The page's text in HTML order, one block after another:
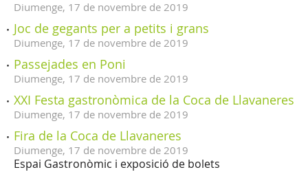
Diumenge, 17 de novembre de 2019
Joc de gegants per a petits i grans
Diumenge, 17 de novembre de 2019
Passejades en Poni
Diumenge, 17 de novembre de 2019
XXI Festa gastronòmica de la Coca de Llavaneres
Diumenge, 17 de novembre de 2019
Fira de la Coca de Llavaneres
Diumenge, 17 de novembre de 2019
Espai Gastronòmic i exposició de bolets